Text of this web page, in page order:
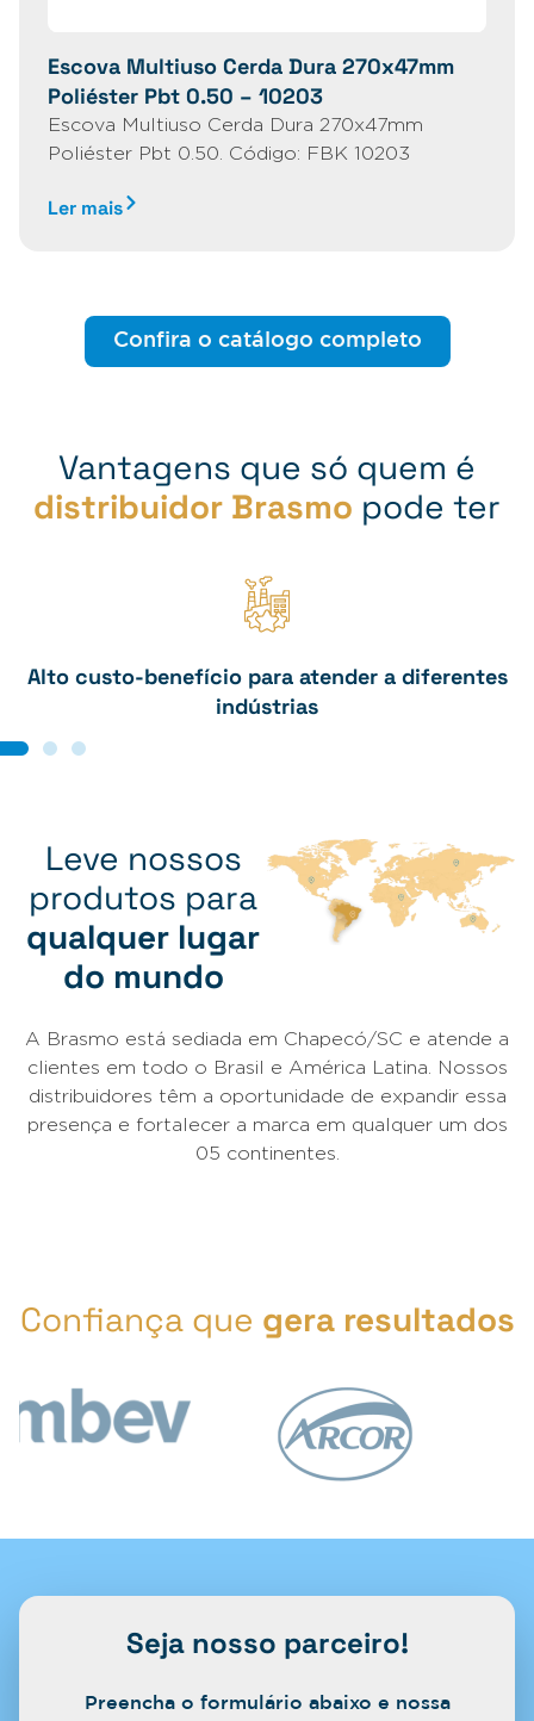
Escova Multiuso Cerda Dura 270x47mm
Poliéster Pbt 0.50 – 10203
Escova Multiuso Cerda Dura 270x47mm
Poliéster Pbt 0.50. Código: FBK 10203
Ler mais
Confira o catálogo completo
Vantagens que só quem é
distribuidor Brasmo pode ter
Alto custo-benefício para atender a diferentes
indústrias
Leve nossos
produtos para
qualquer lugar
do mundo
A Brasmo está sediada em Chapecó/SC e atende a
clientes em todo o Brasil e América Latina. Nossos
distribuidores têm a oportunidade de expandir essa
presença e fortalecer a marca em qualquer um dos
05 continentes.
Confiança que gera resultados
Seja nosso parceiro!
Preencha o formulário abaixo e nossa